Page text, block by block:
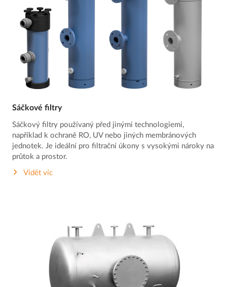
Sáčkové filtry
Sáčkový filtry používaný před jinými technologiemi,
například k ochraně RO, UV nebo jiných membránových
jednotek. Je ideální pro filtrační úkony s vysokými nároky na
průtok a prostor.
Vidět víc